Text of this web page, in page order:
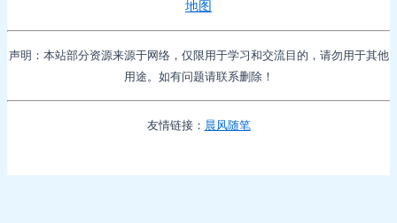
地图
声明：本站部分资源来源于网络，仅限用于学习和交流目的，请勿用于其他
用途。如有问题请联系删除！
友情链接： 晨风随笔